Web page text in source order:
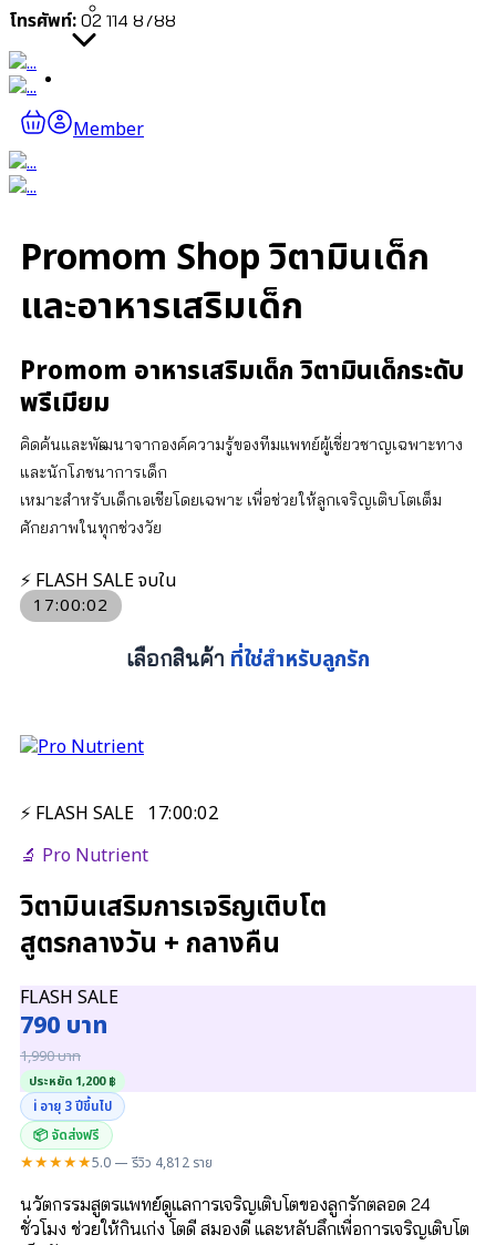
Member
โทรศัพท์: 02 114 8788
Promom Shop วิตามินเด็ก
และอาหารเสริมเด็ก
Promom อาหารเสริมเด็ก วิตามินเด็กระดับ
พรีเมียม
คิดค้นและพัฒนาจากองค์ความรู้ของทีมแพทย์ผู้เชี่ยวชาญเฉพาะทาง
และนักโภชนาการเด็ก
เหมาะสำหรับเด็กเอเชียโดยเฉพาะ เพื่อช่วยให้ลูกเจริญเติบโตเต็ม
ศักยภาพในทุกช่วงวัย
⚡ FLASH SALE จบใน
17:00:01
เลือกสินค้า ที่ใช่สำหรับลูกรัก
⚡ FLASH SALE 17:00:01
🔬 Pro Nutrient
วิตามินเสริมการเจริญเติบโต
สูตรกลางวัน + กลางคืน
FLASH SALE
790 บาท
1,990 บาท
ประหยัด 1,200 ฿
ℹ️ อายุ 3 ปีขึ้นไป
📦 จัดส่งฟรี
★★★★★5.0 — รีวิว 4,812 ราย
นวัตกรรมสูตรแพทย์ดูแลการเจริญเติบโตของลูกรักตลอด 24
ชั่วโมง ช่วยให้กินเก่ง โตดี สมองดี และหลับลึกเพื่อการเจริญเติบโต